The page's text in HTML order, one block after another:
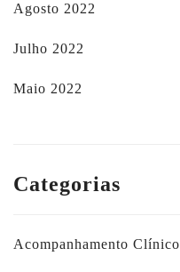
Agosto 2022
Julho 2022
Maio 2022
Categorias
Acompanhamento Clínico